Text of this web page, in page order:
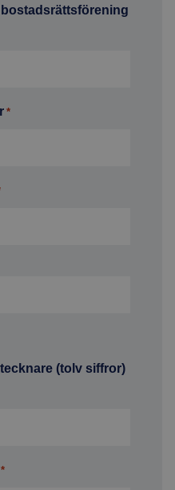
*
(tolv siffror)
*